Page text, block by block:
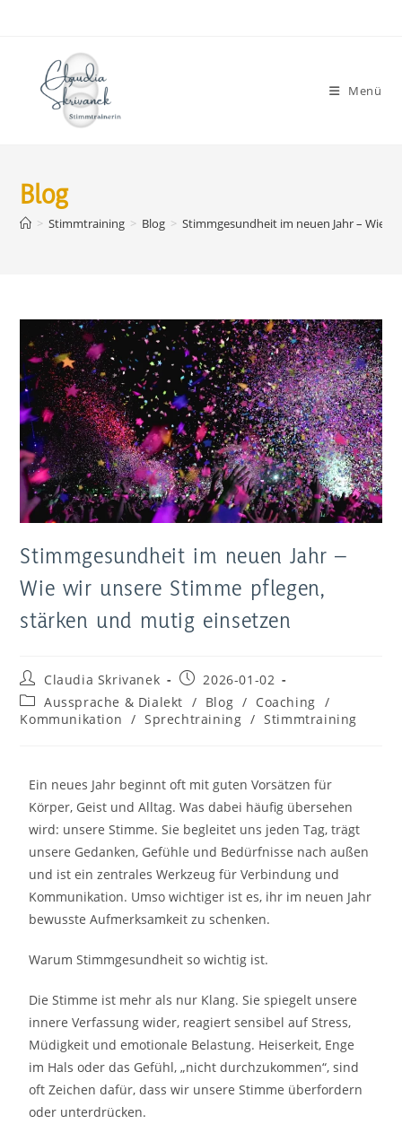
Menü
Blog
> Stimmtraining > Blog > Stimmgesundheit im neuen Jahr – Wie
Stimmgesundheit im neuen Jahr –
Wie wir unsere Stimme pflegen,
stärken und mutig einsetzen
Claudia Skrivanek
2026-01-02
Aussprache & Dialekt / Blog / Coaching /
Kommunikation / Sprechtraining / Stimmtraining
Ein neues Jahr beginnt oft mit guten Vorsätzen für
Körper, Geist und Alltag. Was dabei häufig übersehen
wird: unsere Stimme. Sie begleitet uns jeden Tag, trägt
unsere Gedanken, Gefühle und Bedürfnisse nach außen
und ist ein zentrales Werkzeug für Verbindung und
Kommunikation. Umso wichtiger ist es, ihr im neuen Jahr
bewusste Aufmerksamkeit zu schenken.
Warum Stimmgesundheit so wichtig ist.
Die Stimme ist mehr als nur Klang. Sie spiegelt unsere
innere Verfassung wider, reagiert sensibel auf Stress,
Müdigkeit und emotionale Belastung. Heiserkeit, Enge
im Hals oder das Gefühl, „nicht durchzukommen“, sind
oft Zeichen dafür, dass wir unsere Stimme überfordern
oder unterdrücken.